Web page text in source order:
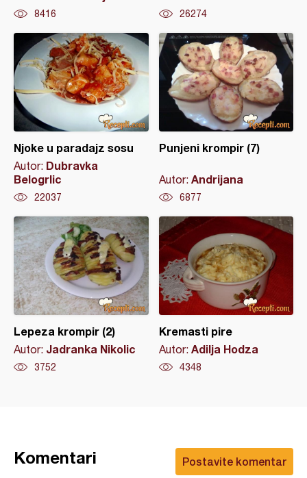
8416 26274
Njoke u paradajz sosu
Autor: Dubravka
Belogrlic
22037
Punjeni krompir (7)
Autor: Andrijana
6877
Lepeza krompir (2)
Autor: Jadranka Nikolic
3752
Kremasti pire
Autor: Adilja Hodza
4348
Postavite komentar
Komentari